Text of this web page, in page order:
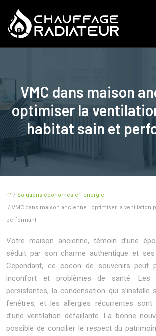
VMC dans maison
optimiser la
habitat sain et
/ Solutions économes en énergie
/ VMC dans maison ancienne : optimiser la ventilation
performant
Votre maison ancienne, témoin d’une
séduit par son charme authentique et ses
Cependant, ce cocon de souvenirs peut
inconfort et problèmes de santé. Les
persistantes, la condensation qui
fenêtres, et les allergies récurrentes sont
d’une ventilation défaillante. La bonne
possible de concilier le respect du